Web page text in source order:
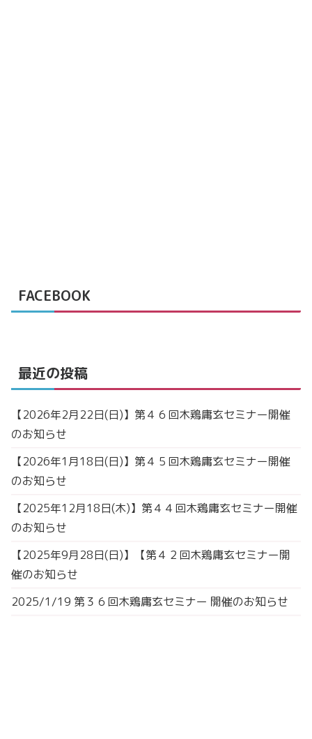
FACEBOOK
最近の投稿
【2026年2月22日(日)】第４６回木鶏庸玄セミナー開催
のお知らせ
【2026年1月18日(日)】第４５回木鶏庸玄セミナー開催
のお知らせ
【2025年12月18日(木)】第４４回木鶏庸玄セミナー開催
のお知らせ
【2025年9月28日(日)】【第４２回木鶏庸玄セミナー開
催のお知らせ
2025/1/19 第３６回木鶏庸玄セミナー 開催のお知らせ